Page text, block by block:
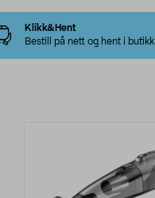
Klikk&Hent
Bestill på nett og hent i butikk